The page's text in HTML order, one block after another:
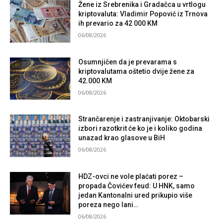
Žene iz Srebrenika i Gradačca u vrtlogu
kriptovaluta: Vladimir Popović iz Trnova
ih prevario za 42 000 KM
06/08/2026
Osumnjičen da je prevarama s
kriptovalutama oštetio dvije žene za
42.000 KM
06/08/2026
Strančarenje i zastranjivanje: Oktobarski
izbori razotkrit će ko je i koliko godina
unazad krao glasove u BiH
06/08/2026
HDZ-ovci ne vole plaćati porez –
propada Čovićev feud: U HNK, samo
jedan Kantonalni ured prikupio više
poreza nego lani…
06/08/2026